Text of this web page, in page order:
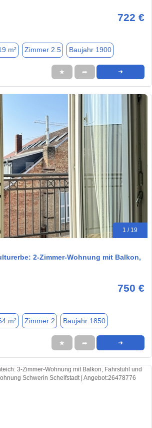
722 €
m² Zimmer 2.5 Baujahr 1900
★ ➦ ➜
1 / 19
2-Zimmer-Wohnung mit Balkon,
750 €
m² Zimmer 2 Baujahr 1850
★ ➦ ➜